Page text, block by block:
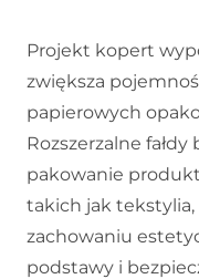
Projekt kopert
zwiększa
papierowych
Rozszerzalne
pakowanie
takich jak tekstylia,
zachowaniu
podstawy i